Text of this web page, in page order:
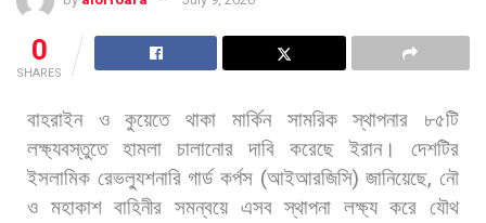
0
SHARES
বাহরাইন ও কুয়েতে থাকা মার্কিন সামরিক স্থাপনার
৮৫টি
লক্ষ্যবস্তুতে
হামলা চালানোর দাবি করেছে ইরান।
দেশটির
ইসলামিক রেভল্যুশনারি গার্ড কর্পস (আইআরজিসি)জানিয়েছে,নৌ
ও মহাকাশ বাহিনীর সমন্বয়ে এসব স্থাপনা লক্ষ্য করে যৌথ